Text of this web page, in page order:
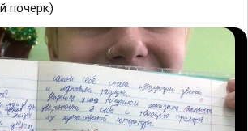
почерк)